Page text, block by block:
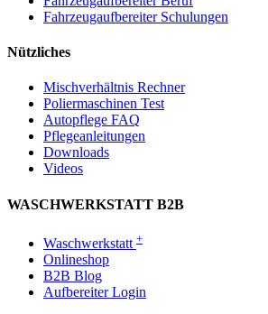
Fahrzeugaufbereiter Schulungen
Nützliches
Mischverhältnis Rechner
Poliermaschinen Test
Autopflege FAQ
Pflegeanleitungen
Downloads
Videos
WASCHWERKSTATT B2B
Waschwerkstatt +
Onlineshop
B2B Blog
Aufbereiter Login